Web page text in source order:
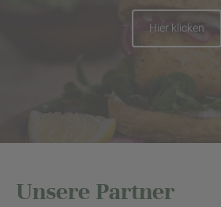
Hier klicken
Unsere Partner